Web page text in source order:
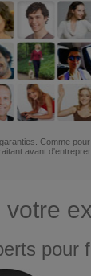
Comme
avant
pour